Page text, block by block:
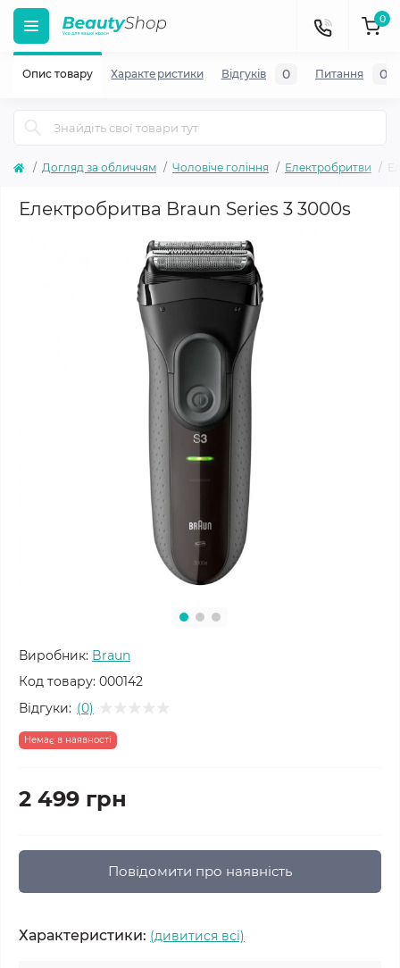
0
Догляд за обличчям Чоловіче гоління Електробритви
Електробритва Braun Series 3 3000s
Виробник: Braun
Код товару: 000142
Відгуки: (0)
Немає в наявності
2 499 грн
Повідомити про наявність
Характеристики: (дивитися всі)
Опис товару Характеристики Відгуків 0 Питання 0